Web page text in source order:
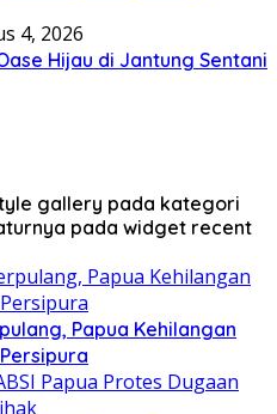
4, 2026
Hijau di Jantung Sentani
gallery pada kategori
pada widget recent
Papua Kehilangan